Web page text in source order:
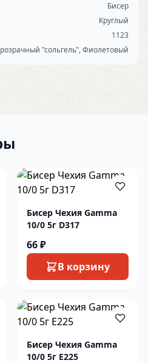
Бисер
Круглый
1123
"сольгель", Фиолетовый
Бисер Чехия Gamma
10/0 5г D317
66 ₽
В корзину
Бисер Чехия Gamma
10/0 5г E225